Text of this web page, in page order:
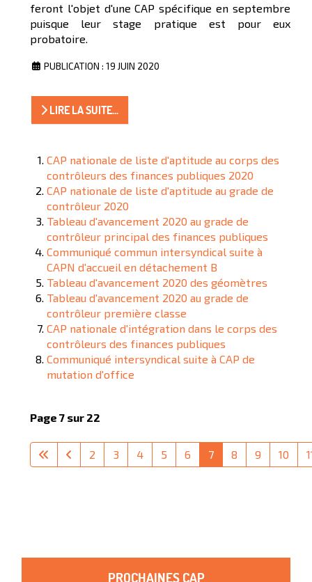
feront l'objet d'une CAP spécifique en septembre
puisque leur stage pratique est pour eux
probatoire.
PUBLICATION : 19 JUIN 2020
LIRE LA SUITE...
CAP nationale de liste d'aptitude au corps des
contrôleurs des finances publiques 2020
CAP nationale de liste d'aptitude au grade de
contrôleur 2020
Tableau d'avancement 2020 au grade de
contrôleur principal des finances publiques
Communiqué commun intersyndical suite à
CAPN d'accueil en détachement B
Tableau d'avancement 2020 des géomètres
Tableau d'avancement 2020 au grade de
contrôleur première classe
CAP nationale d'intégration dans le corps des
contrôleurs des finances publiques
Communiqué intersyndical suite à CAP de
mutation d'office
Page 7 sur 22
2 3 4 5 6 7 8 9 10
PROCHAINES CAP